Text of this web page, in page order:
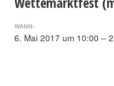
WANN:
6. Mai 2017 um 10:00 –